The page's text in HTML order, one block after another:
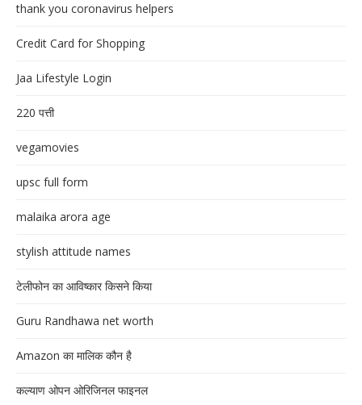
thank you coronavirus helpers
Credit Card for Shopping
Jaa Lifestyle Login
220 पत्ती
vegamovies
upsc full form
malaika arora age
stylish attitude names
टेलीफोन का आविष्कार किसने किया
Guru Randhawa net worth
Amazon का मालिक कौन है
कल्याण ओपन ओरिजिनल फाइनल